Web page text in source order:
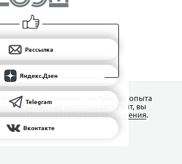
Рассылка
Яндекс.Дзен
Telegram
Вконтакте
для обеспечения наилучшего опыта
Продолжая использовать сайт, вы
Пользовательского соглашения.